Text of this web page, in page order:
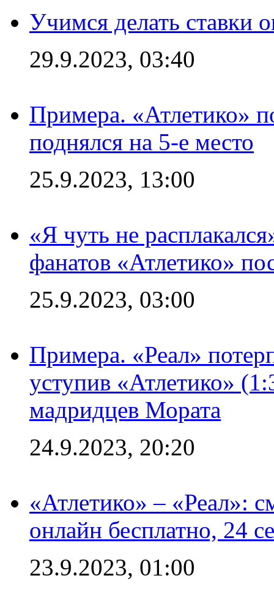
Учимся делать ставки
29.9.2023, 03:40
Примера. «Атлетико»
поднялся на 5-е место
25.9.2023, 13:00
«Я чуть не
фанатов «Атлетико»
25.9.2023, 03:00
Примера. «Реал»
уступив «Атлетико»
мадридцев Мората
24.9.2023, 20:20
«Атлетико» – «Реал»:
онлайн бесплатно, 24
23.9.2023, 01:00